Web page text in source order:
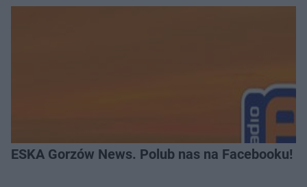
ESKA Gorzów News. Polub nas na Facebooku!